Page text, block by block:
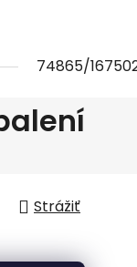
74865/
Strážiť